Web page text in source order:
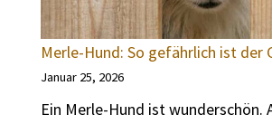
Merle-Hund: So gefährlich ist der
Januar 25, 2026
Ein Merle-Hund ist wunderschön.